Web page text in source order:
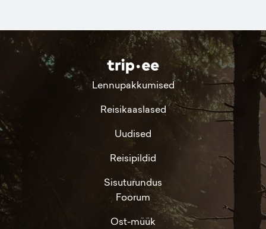
Lennupakkumised
Reisikaaslased
Uudised
Reisipildid
Sisuturundus
Foorum
Ost-müük